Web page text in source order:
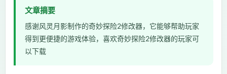
文章摘要
感谢风灵月影制作的奇妙探险2修改器，它能够帮助玩家
得到更便捷的游戏体验，喜欢奇妙探险2修改器的玩家可
以下载